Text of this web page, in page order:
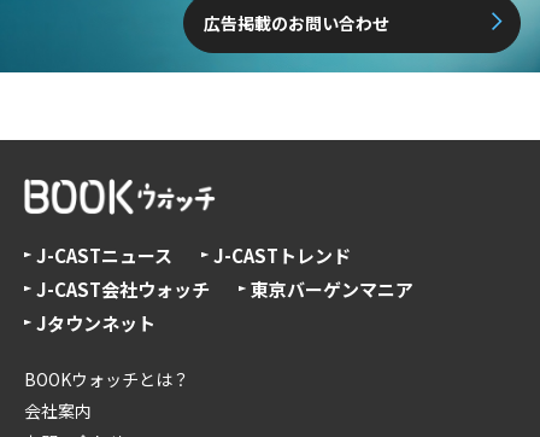
広告掲載のお問い合わせ
J-CASTニュース
J-CASTトレンド
J-CAST会社ウォッチ
東京バーゲンマニア
Jタウンネット
BOOKウォッチとは？
会社案内